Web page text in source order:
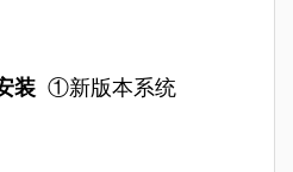
装 ①新版本系统